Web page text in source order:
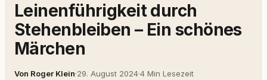
Leinenführigkeit durch
Stehenbleiben – Ein schönes
Märchen
Von Roger Klein·29. August 2024·4 Min Lesezeit